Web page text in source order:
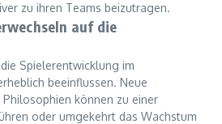
zu ihren Teams beizutragen.
auf die
Spielerentwicklung im
beeinflussen. Neue
können zu einer
oder umgekehrt das Wachstum